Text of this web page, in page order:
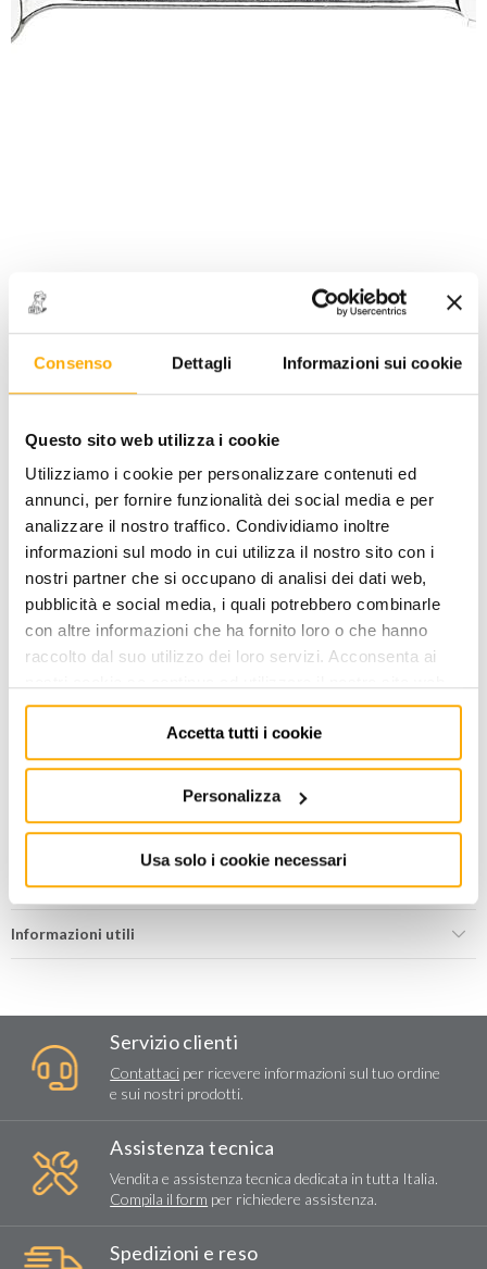
Consenso Dettagli Informazioni sui cookie
Questo sito web utilizza i cookie
Utilizziamo i cookie per personalizzare contenuti ed
annunci, per fornire funzionalità dei social media e per
analizzare il nostro traffico. Condividiamo inoltre
informazioni sul modo in cui utilizza il nostro sito con i
nostri partner che si occupano di analisi dei dati web,
pubblicità e social media, i quali potrebbero combinarle
con altre informazioni che ha fornito loro o che hanno
raccolto dal suo utilizzo dei loro servizi. Acconsenta ai
Accetta tutti i cookie
Personalizza
Usa solo i cookie necessari
CRICCHETTO
CODICE: 0141170909
ACCEDI per visualizzare i prezzi a te riservati!
PREZZO STANDARD
30,75 + iva
PREZZO INTERNET
€20,00
Disponibile -5 PZ
Condividi
Informazioni utili
Servizio clienti
Contattaci per ricevere informazioni sul tuo ordine
e sui nostri prodotti.
Assistenza tecnica
Vendita e assistenza tecnica dedicata in tutta Italia.
Compila il form per richiedere assistenza.
Spedizioni e reso